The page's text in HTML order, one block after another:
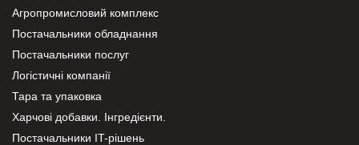
Агропромисловий комплекс
Постачальники обладнання
Постачальники послуг
Логістичні компанії
Тара та упаковка
Харчові добавки. Інгредієнти.
Постачальники IT-рішень